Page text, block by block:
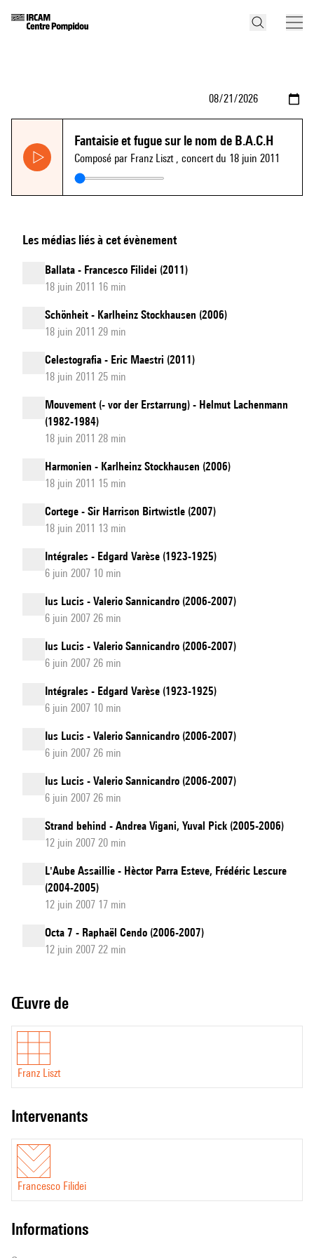
Fantaisie et fugue sur le nom de B.A.C.H
Composé par Franz Liszt , concert du 18 juin 2011
Les médias liés à cet évènement
Ballata - Francesco Filidei (2011)
18 juin 2011 16 min
Schönheit - Karlheinz Stockhausen (2006)
18 juin 2011 29 min
Celestografia - Eric Maestri (2011)
18 juin 2011 25 min
Mouvement (- vor der Erstarrung) - Helmut Lachenmann
(1982-1984)
18 juin 2011 28 min
Harmonien - Karlheinz Stockhausen (2006)
18 juin 2011 15 min
Cortege - Sir Harrison Birtwistle (2007)
18 juin 2011 13 min
Intégrales - Edgard Varèse (1923-1925)
6 juin 2007 10 min
Ius Lucis - Valerio Sannicandro (2006-2007)
6 juin 2007 26 min
Ius Lucis - Valerio Sannicandro (2006-2007)
6 juin 2007 26 min
Intégrales - Edgard Varèse (1923-1925)
6 juin 2007 10 min
Ius Lucis - Valerio Sannicandro (2006-2007)
6 juin 2007 26 min
Ius Lucis - Valerio Sannicandro (2006-2007)
6 juin 2007 26 min
Strand behind - Andrea Vigani, Yuval Pick (2005-2006)
12 juin 2007 20 min
L'Aube Assaillie - Hèctor Parra Esteve, Frédéric Lescure
(2004-2005)
12 juin 2007 17 min
Octa 7 - Raphaël Cendo (2006-2007)
12 juin 2007 22 min
Œuvre de
Franz Liszt
intervenants
Francesco Filidei
informations